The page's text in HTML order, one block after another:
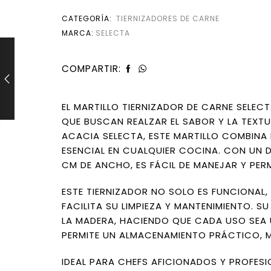
CATEGORÍA: TIERNIZADORES DE CARNE
MARCA: SELECTA
COMPARTIR:
EL MARTILLO TIERNIZADOR DE CARNE
QUE BUSCAN REALZAR EL SABOR Y LA
ACACIA SELECTA, ESTE MARTILLO
ESENCIAL EN CUALQUIER COCINA. CON
CM DE ANCHO, ES FÁCIL DE MANEJAR Y
ESTE TIERNIZADOR NO SOLO ES
FACILITA SU LIMPIEZA Y MANTENIMIENTO.
LA MADERA, HACIENDO QUE CADA USO SEA
PERMITE UN ALMACENAMIENTO PRÁCTICO,
IDEAL PARA CHEFS AFICIONADOS Y